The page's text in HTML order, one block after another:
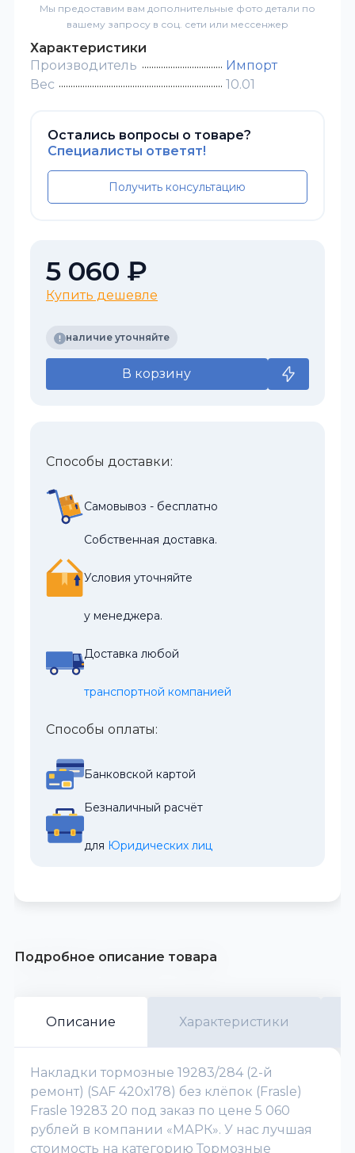
Мы предоставим вам дополнительные фото детали по
вашему запросу в соц. сети или мессенжер
Характеристики
Производитель
Импорт
Вес
10.01
Остались вопросы о товаре?
Специалисты ответят!
Получить консультацию
5 060 ₽
Купить дешевле
наличие уточняйте
В корзину
Способы доставки:
Самовывоз - бесплатно
Собственная доставка.
Условия уточняйте
у менеджера.
Доставка любой
транспортной компанией
Способы оплаты:
Банковской картой
Безналичный расчёт
для Юридических лиц
Подробное описание товара
Описание Характеристики
Накладки тормозные 19283/284 (2-й
ремонт) (SAF 420х178) без клёпок (Frasle)
Frasle 19283 20 под заказ по цене 5 060
рублей в компании «МАРК». У нас лучшая
стоимость на категорию Тормозные